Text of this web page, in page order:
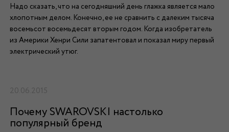
Надо сказать, что на сегодняшний день глажка является мало
хлопотным делом. Конечно, ее не сравнить с далеким тысяча
восемьсот восемьдесят вторым годом. Когда изобретатель
из Америки Хенри Сили запатентовал и показал миру первый
электрический утюг.
20.06.2015
Почему SWAROVSKI настолько
популярный бренд